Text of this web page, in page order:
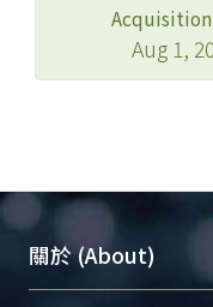
Aug 1,
關於 (About)